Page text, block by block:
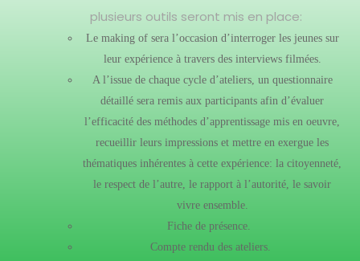
plusieurs outils seront mis en place:
Le making of sera l’occasion d’interroger les jeunes sur
leur expérience à travers des interviews filmées.
A l’issue de chaque cycle d’ateliers, un questionnaire
détaillé sera remis aux participants afin d’évaluer
l’efficacité des méthodes d’apprentissage mis en oeuvre,
recueillir leurs impressions et mettre en exergue les
thématiques inhérentes à cette expérience: la citoyenneté,
le respect de l’autre, le rapport à l’autorité, le savoir
vivre ensemble.
Fiche de présence.
Compte rendu des ateliers.